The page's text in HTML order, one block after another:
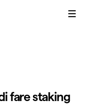
fare staking